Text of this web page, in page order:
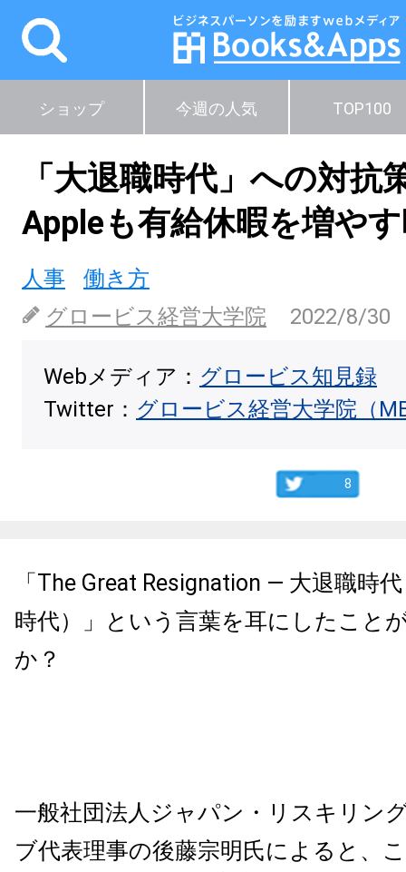
ショップ 今週の人気 TOP100
「大退職時代」への対抗
Appleも有給休暇を増や
人事
働き方
グロービス経営大学院
2022/8/30
Webメディア： グロービス知見録
Twitter： グロービス経営大学院（
8
「The Great Resignation ― 大退職時
時代）」という言葉を耳にしたこと
か？
一般社団法人ジャパン・リスキリン
ブ代表理事の後藤宗明氏によると、